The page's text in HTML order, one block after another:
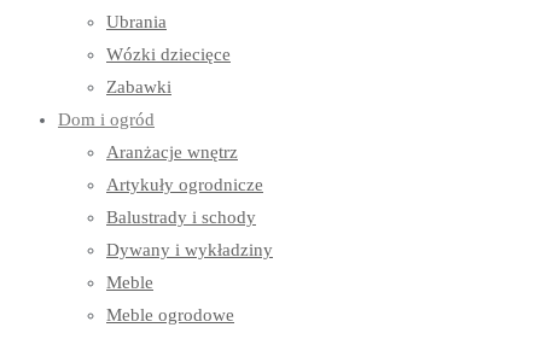
Ubrania
Wózki dziecięce
Zabawki
Dom i ogród
Aranżacje wnętrz
Artykuły ogrodnicze
Balustrady i schody
Dywany i wykładziny
Meble
Meble ogrodowe